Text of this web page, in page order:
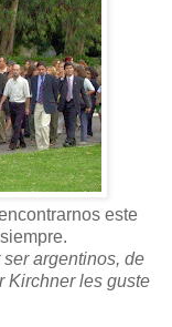
este
ser argentinos, de
Kirchner les guste